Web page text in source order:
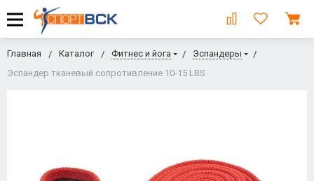
Главная Каталог Фитнес и йога
Эспандеры
Эспандер тканевый сопротивление 10-15 LBS